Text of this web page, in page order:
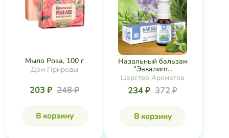
Мыло Роза, 100 г
Дом Природы
203 ₽ 248 ₽
В корзину
Назальный бальзам
"Эвкалипт...
Царство Ароматов
234 ₽ 372 ₽
В корзину